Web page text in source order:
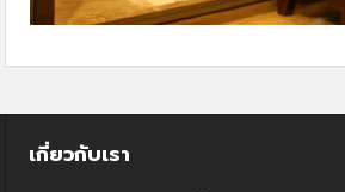
เกี่ยวกับเรา